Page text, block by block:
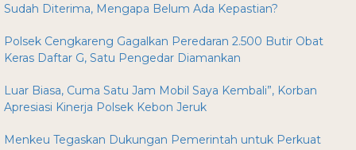
Sudah Diterima, Mengapa Belum Ada Kepastian?
Polsek Cengkareng Gagalkan Peredaran 2.500 Butir Obat
Keras Daftar G, Satu Pengedar Diamankan
Luar Biasa, Cuma Satu Jam Mobil Saya Kembali”, Korban
Apresiasi Kinerja Polsek Kebon Jeruk
Menkeu Tegaskan Dukungan Pemerintah untuk Perkuat